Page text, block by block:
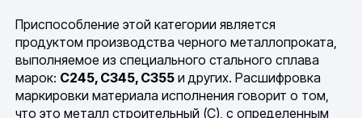
Приспособление этой категории является
продуктом производства черного металлопроката,
выполняемое из специального стального сплава
марок: С245, С345, С355 и других. Расшифровка
маркировки материала исполнения говорит о том,
что это металл строительный (С), с определенным